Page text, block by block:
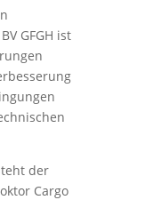
GFGH ist
der
Cargo